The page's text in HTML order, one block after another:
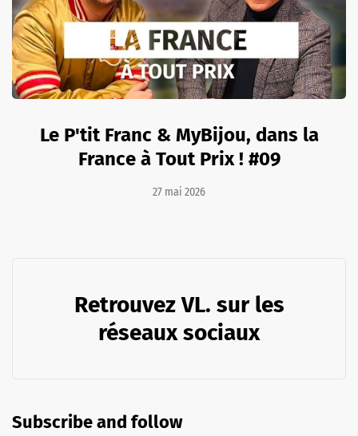
Le P'tit Franc & MyBijou, dans la
France à Tout Prix ! #09
27 mai 2026
Retrouvez VL. sur les
réseaux sociaux
Subscribe and follow